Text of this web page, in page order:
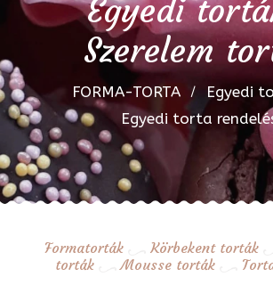
Egyedi
Szerelem
FORMA-TORTA
Egyedi
Egyedi torta
Formatorták Körbekent torták
torták
Mousse torták